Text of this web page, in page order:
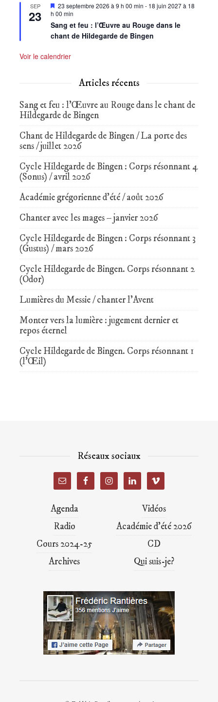
SEP
23
Mis
en
23 septembre 2026 à 9 h 00 min - 18 juin 2027 à 18
h 00 min
Sang et feu : l’Œuvre au Rouge dans le
chant de Hildegarde de Bingen
Voir le calendrier
Articles récents
Sang et feu : l’Œuvre au Rouge dans le chant de
Hildegarde de Bingen
Chant de Hildegarde de Bingen / La porte des
sens / juillet 2026
Cycle Hildegarde de Bingen : Corps résonnant 4
(Sonus) / avril 2026
Académie grégorienne d’été / août 2026
Chanter avec les mages – janvier 2026
Cycle Hildegarde de Bingen : Corps résonnant 3
(Gustus) / mars 2026
Cycle Hildegarde de Bingen. Corps résonnant 2
(Odor)
Lumières du Messie / chanter l’Avent
Monter vers la lumière : jugement dernier et
repos éternel
Cycle Hildegarde de Bingen. Corps résonnant 1
(l’Œil)
Réseaux sociaux
Agenda
Vidéos
Radio
Académie d’été 2026
Cours 2024-25
CD
Archives
Qui suis-je?